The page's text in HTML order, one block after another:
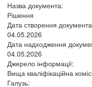
Назва документа:
Рішення
Дата створення
04.05.2026
Дата надходження
04.05.2026
Джерело інформації:
Вища кваліфікаційна
Галузь: